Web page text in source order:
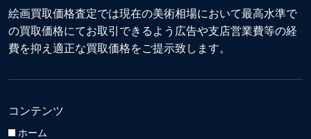
絵画買取価格査定では現在の美術相場において最高水準で
の買取価格にてお取引できるよう広告や支店営業費等の経
費を抑え適正な買取価格をご提示致します。
コンテンツ
ホーム